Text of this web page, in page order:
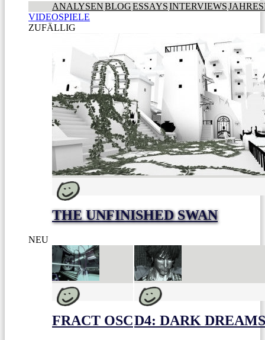
ANALYSENBLOGESSAYSINTERVIEWS
VIDEOSPIELE
ZUFÄLLIG
THE UNFINISHED SWAN
NEU
FRACT OSCD4: DARK